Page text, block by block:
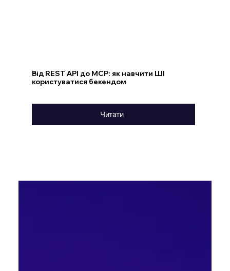
Від REST API до MCP: як навчити ШІ
користуватися бекендом
Читати